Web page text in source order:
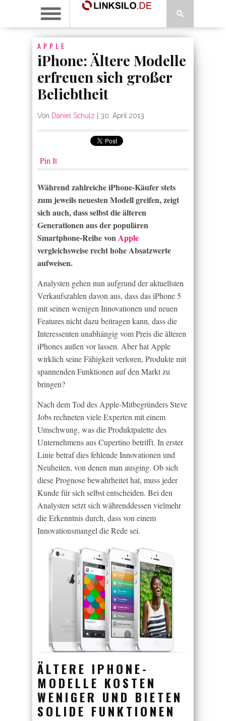
APPLE
iPhone: Ältere Modelle
erfreuen sich großer
Beliebtheit
Von Daniel Schulz 30. April 2013
Pin It
Während zahlreiche iPhone-Käufer stets
zum jeweils neuesten Modell greifen, zeigt
sich auch, dass selbst die älteren
Generationen aus der populären
Smartphone-Reihe vonApple
vergleichsweise recht hohe Absatzwerte
aufweisen.
Analysten gehen nun aufgrund der aktuellsten
Verkaufszahlen davon aus, dass das iPhone 5
mit seinen wenigen Innovationen und neuen
Features nicht dazu beitragen kann, dass die
Interessenten unabhängig vom Preis die älteren
iPhones außen vor lassen. Aber hat Apple
wirklich seine Fähigkeit verloren, Produkte mit
spannenden Funktionen auf den Markt zu
bringen?
Nach dem Tod des Apple-Mitbegründers Steve
Jobs rechneten viele Experten mit einem
Umschwung, was die Produktpalette des
Unternehmens aus Cupertino betrifft. In erster
Linie betraf dies fehlende Innovationen und
Neuheiten, von denen man ausging. Ob sich
diese Prognose bewahrheitet hat, muss jeder
Kunde für sich selbst entscheiden. Bei den
Analysten setzt sich währenddessen vielmehr
die Erkenntnis durch, dass von einem
Innovationsmangel die Rede sei.
ÄLTERE IPHONE-
MODELLE KOSTEN
WENIGER UND BIETEN
SOLIDE FUNKTIONEN